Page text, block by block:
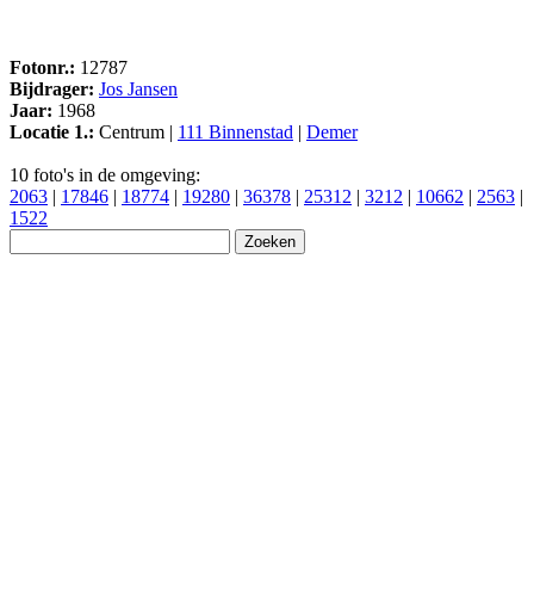
Fotonr.: 12787
Bijdrager: Jos Jansen
Jaar: 1968
Locatie 1.: Centrum | 111 Binnenstad | Demer
10 foto's in de omgeving:
2063 | 17846 | 18774 | 19280 | 36378 | 25312 | 3212 | 10662 | 2563 |
1522